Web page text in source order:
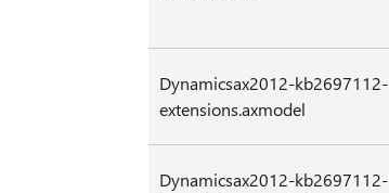
Dynamicsax2012-kb2697112-
extensions.axmodel
Dynamicsax2012-kb2697112-